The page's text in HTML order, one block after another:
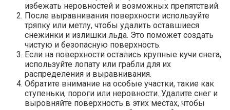
избежать неровностей и возможных препятствий.
После выравнивания поверхности используйте
тряпку или метлу, чтобы удалить оставшиеся
снежинки и излишки льда. Это поможет создать
чистую и безопасную поверхность.
Если на поверхности остались крупные кучи снега,
используйте лопату или грабли для их
распределения и выравнивания.
Обратите внимание на особые участки, такие как
ступеньки, пороги или неровности. Удалите снег и
выровняйте поверхность в этих местах, чтобы